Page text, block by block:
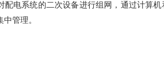
配电系统的二次设备进行组网，通过计算
管理。